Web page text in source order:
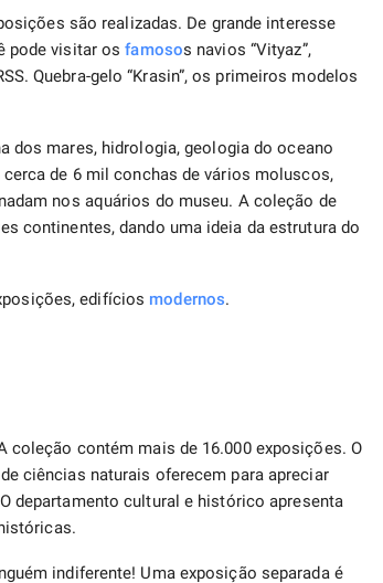
são realizadas. De grande interesse
pode visitar osfamosos navios “Vityaz”,
Quebra-gelo “Krasin”, os primeiros modelos
dos mares, hidrologia, geologia do oceano
cerca de 6 mil conchas de vários moluscos,
nos aquários do museu. A coleção de
continentes, dando uma ideia da estrutura do
edifícios modernos.
coleção contém mais de 16.000 exposições. O
ciências naturais oferecem para apreciar
departamento cultural e histórico apresenta
indiferente! Uma exposição separada é